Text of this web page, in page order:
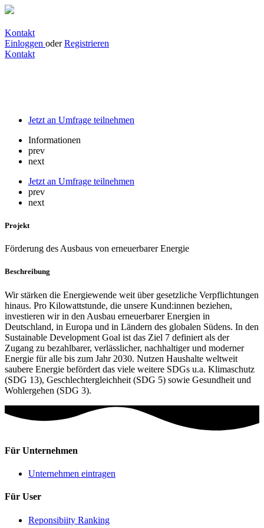
Kontakt
Einloggen oder Registrieren
Kontakt
Jetzt an Umfrage teilnehmen
Informationen
prev
next
Jetzt an Umfrage teilnehmen
prev
next
Projekt
Förderung des Ausbaus von erneuerbarer Energie
Beschreibung
Wir stärken die Energiewende weit über gesetzliche Verpflichtungen
hinaus. Pro Kilowattstunde, die unsere Kund:innen beziehen,
investieren wir in den Ausbau erneuerbarer Energien in
Deutschland, in Europa und in Ländern des globalen Südens. In den
Sustainable Development Goal ist das Ziel 7 definiert als der
Zugang zu bezahlbarer, verlässlicher, nachhaltiger und moderner
Energie für alle bis zum Jahr 2030. Nutzen Haushalte weltweit
saubere Energie befördert das viele weitere SDGs u.a. Klimaschutz
(SDG 13), Geschlechtergleichheit (SDG 5) sowie Gesundheit und
Wohlergehen (SDG 3).
Für Unternehmen
Unternehmen eintragen
Für User
Reponsibiity Ranking